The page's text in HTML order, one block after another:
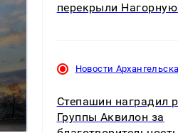
В магазинах России
ажиотаж из-за этого
продукта: что купить?
перекрыли
Новости Архангельска
Степашин наградил
Группы Аквилон за